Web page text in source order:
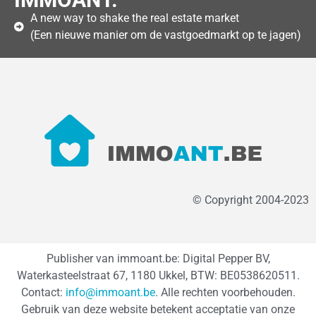
A new way to shake the real estate market
(Een nieuwe manier om de vastgoedmarkt op te jagen)
© Copyright 2004-2023
Publisher van immoant.be: Digital Pepper BV,
Waterkasteelstraat 67, 1180 Ukkel, BTW: BE0538620511.
Contact: info@immoant.be. Alle rechten voorbehouden.
Gebruik van deze website betekent acceptatie van onze